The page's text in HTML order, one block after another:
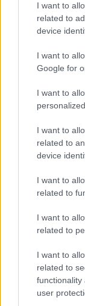
I want to
related to
device
I want to
Google for
I want to
I want to
related to
device
I want to
related to
I want to
related to
I want to
related to
functionality
user
Συμβούλιο
Ετοιμότητας
Θα βάλουμε
είμαστε
τον κόσμο.
δώσουν
παγκόσμια
ρυθμιστικών
κυβερνήσεων,
Οργανισμό
με
και Μελίντα
Κάθε ευρώ ή
διεθνών
Vaccines
ανάπτυξη και